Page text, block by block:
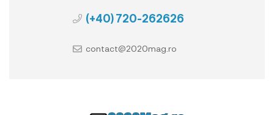
(+40) 720-262626
contact@2020mag.ro